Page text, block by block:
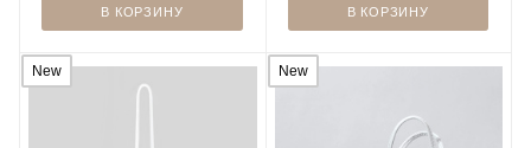
В КОРЗИНУ В КОРЗИНУ
New New